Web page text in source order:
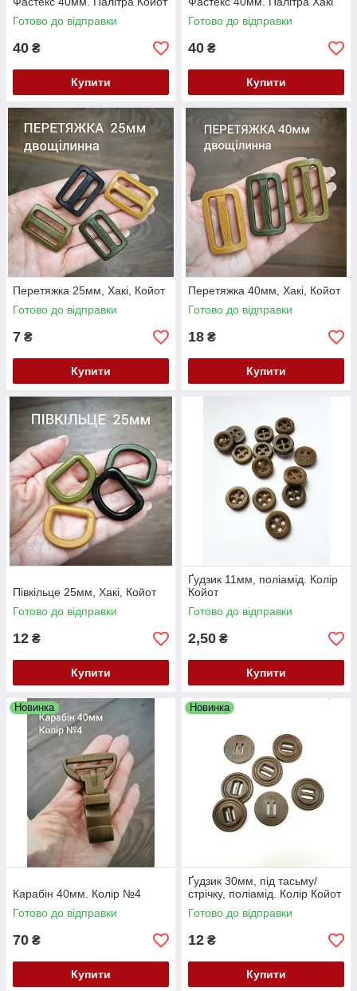
Готово до відправки
40 ₴
Купити
Готово до відправки
40 ₴
Купити
Перетяжка 25мм, Хакі, Койот
Готово до відправки
7 ₴
Купити
Перетяжка 40мм, Хакі, Койот
Готово до відправки
18 ₴
Купити
Півкільце 25мм, Хакі, Койот
Готово до відправки
12 ₴
Купити
Ґудзик 11мм, поліамід. Колір
Койот
Готово до відправки
2,50 ₴
Купити
Новинка
Карабін 40мм. Колір №4
Готово до відправки
70 ₴
Купити
Новинка
Ґудзик 30мм, під тасьму/
стрічку, поліамід. Колір Койот
Готово до відправки
12 ₴
Купити